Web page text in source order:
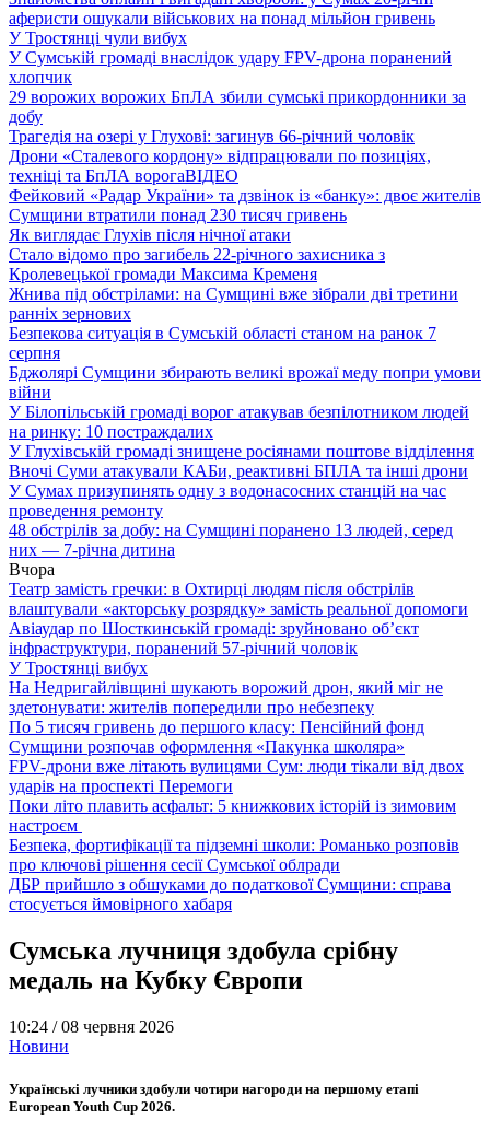
аферисти ошукали військових на понад мільйон гривень
У Тростянці чули вибух
У Сумській громаді внаслідок удару FPV-дрона поранений
хлопчик
29 ворожих ворожих БпЛА збили сумські прикордонники за
добу
Трагедія на озері у Глухові: загинув 66-річний чоловік
Дрони «Сталевого кордону» відпрацювали по позиціях,
техніці та БпЛА ворогаВІДЕО
Фейковий «Радар України» та дзвінок із «банку»: двоє жителів
Сумщини втратили понад 230 тисяч гривень
Як виглядає Глухів після нічної атаки
Стало відомо про загибель 22-річного захисника з
Кролевецької громади Максима Кременя
Жнива під обстрілами: на Сумщині вже зібрали дві третини
ранніх зернових
Безпекова ситуація в Сумській області станом на ранок 7
серпня
Бджолярі Сумщини збирають великі врожаї меду попри умови
війни
У Білопільській громаді ворог атакував безпілотником людей
на ринку: 10 постраждалих
У Глухівській громаді знищене росіянами поштове відділення
Вночі Суми атакували КАБи, реактивні БПЛА та інші дрони
У Сумах призупинять одну з водонасосних станцій на час
проведення ремонту
48 обстрілів за добу: на Сумщині поранено 13 людей, серед
них — 7-річна дитина
Вчора
Театр замість гречки: в Охтирці людям після обстрілів
влаштували «акторську розрядку» замість реальної допомоги
Авіаудар по Шосткинській громаді: зруйновано об’єкт
інфраструктури, поранений 57-річний чоловік
У Тростянці вибух
На Недригайлівщині шукають ворожий дрон, який міг не
здетонувати: жителів попередили про небезпеку
По 5 тисяч гривень до першого класу: Пенсійний фонд
Сумщини розпочав оформлення «Пакунка школяра»
FPV-дрони вже літають вулицями Сум: люди тікали від двох
ударів на проспекті Перемоги
Поки літо плавить асфальт: 5 книжкових історій із зимовим
настроєм
Безпека, фортифікації та підземні школи: Романько розповів
про ключові рішення сесії Сумської облради
ДБР прийшло з обшуками до податкової Сумщини: справа
стосується ймовірного хабаря
Сумська лучниця здобула срібну
медаль на Кубку Європи
10:24 /08 червня 2026
Новини
Українські лучники здобули чотири нагороди на першому етапі
European Youth Cup 2026.